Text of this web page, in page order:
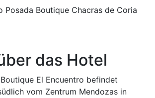
das Hotel
El Encuentro befindet
vom Zentrum Mendozas in